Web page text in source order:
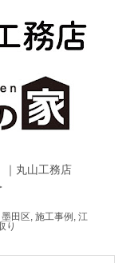
丸山工務店
墨田区, 施工事例 , 江
り